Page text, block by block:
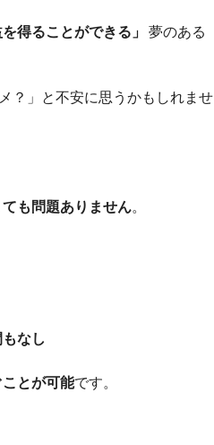
得ることができる」 夢のある
？」と不安に思うかもしれませ
も問題ありません。
なし
とが可能です。